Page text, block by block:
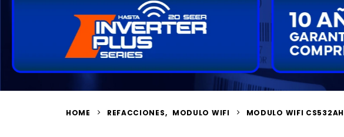
HOME REFACCIONES, MODULO WIFI MODULO WIFI CS532AH